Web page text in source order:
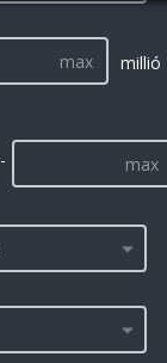
millió
-